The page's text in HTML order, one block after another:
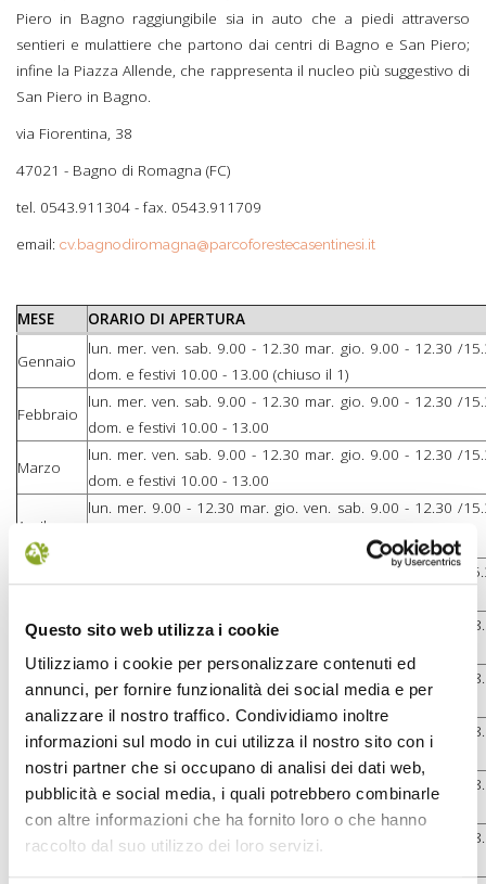
Questo sito web utilizza i cookie
Utilizziamo i cookie per personalizzare contenuti ed
annunci, per fornire funzionalità dei social media e per
analizzare il nostro traffico. Condividiamo inoltre
informazioni sul modo in cui utilizza il nostro sito con i
nostri partner che si occupano di analisi dei dati web,
pubblicità e social media, i quali potrebbero combinarle
con altre informazioni che ha fornito loro o che hanno
raccolto dal suo utilizzo dei loro servizi.
Piero in Bagno raggiungibile sia in auto che a piedi attraverso
sentieri e mulattiere che partono dai centri di Bagno e San Piero;
infine la Piazza Allende, che rappresenta il nucleo più suggestivo di
San Piero in Bagno.
via Fiorentina, 38
47021 - Bagno di Romagna (FC)
tel. 0543.911304 - fax. 0543.911709
email: cv.bagnodiromagna@parcoforestecasentinesi.it
MESE ORARIO DI APERTURA
Gennaio
lun. mer. ven. sab. 9.00 - 12.30 mar. gio. 9.00 - 12.30 /
dom. e festivi 10.00 - 13.00 (chiuso il 1)
Febbraio
lun. mer. ven. sab. 9.00 - 12.30 mar. gio. 9.00 - 12.30 /
dom. e festivi 10.00 - 13.00
Marzo
lun. mer. ven. sab. 9.00 - 12.30 mar. gio. 9.00 - 12.30 /
dom. e festivi 10.00 - 13.00
Aprile
lun. mer. 9.00 - 12.30 mar. gio. ven. sab. 9.00 - 12.30 /
Maggio
lun. mer. 9.00 - 12.30 mar. gio. ven. sab. 9.00 - 12.30 /
Giugno
lun. mar. mer. gio. ven. e sab. 9.00 - 12.30 / 15.30 -
Luglio
lun. mar. mer. gio. ven. e sab. 9.00 - 12.30 / 15.30 -
festivi 9.00 - 15.00
Agosto
lun. mar. mer. gio. ven. e sab. 9.00 - 12.30 / 15.30 -
festivi 9.00 - 15.00
Settembre
lun. mar. mer. gio. ven. e sab. 9.00 - 12.30 / 15.30 -
festivi 9.00 - 15.00
Ottobre
lun. mar. mer. gio. ven. e sab. 9.00 - 12.30 / 15.30 -